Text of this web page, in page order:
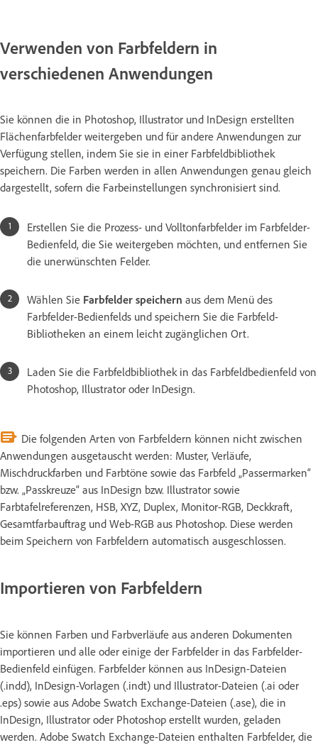
Verwenden von Farbfeldern in
verschiedenen Anwendungen
Sie können die in Photoshop, Illustrator und InDesign erstellten
Flächenfarbfelder weitergeben und für andere Anwendungen zur
Verfügung stellen, indem Sie sie in einer Farbfeldbibliothek
speichern. Die Farben werden in allen Anwendungen genau gleich
dargestellt, sofern die Farbeinstellungen synchronisiert sind.
Erstellen Sie die Prozess- und Volltonfarbfelder im Farbfelder-
Bedienfeld, die Sie weitergeben möchten, und entfernen Sie
die unerwünschten Felder.
Wählen Sie Farbfelder speichern aus dem Menü des
Farbfelder-Bedienfelds und speichern Sie die Farbfeld-
Bibliotheken an einem leicht zugänglichen Ort.
Laden Sie die Farbfeldbibliothek in das Farbfeldbedienfeld von
Photoshop, Illustrator oder InDesign.
Die folgenden Arten von Farbfeldern können nicht zwischen
Anwendungen ausgetauscht werden: Muster, Verläufe,
Mischdruckfarben und Farbtöne sowie das Farbfeld „Passermarken“
bzw. „Passkreuze“ aus InDesign bzw. Illustrator sowie
Farbtafelreferenzen, HSB, XYZ, Duplex, Monitor-RGB, Deckkraft,
Gesamtfarbauftrag und Web-RGB aus Photoshop. Diese werden
beim Speichern von Farbfeldern automatisch ausgeschlossen.
Importieren von Farbfeldern
Sie können Farben und Farbverläufe aus anderen Dokumenten
importieren und alle oder einige der Farbfelder in das Farbfelder-
Bedienfeld einfügen. Farbfelder können aus InDesign-Dateien
(.indd), InDesign-Vorlagen (.indt) und Illustrator-Dateien (.ai oder
.eps) sowie aus Adobe Swatch Exchange-Dateien (.ase), die in
InDesign, Illustrator oder Photoshop erstellt wurden, geladen
werden. Adobe Swatch Exchange-Dateien enthalten Farbfelder, die